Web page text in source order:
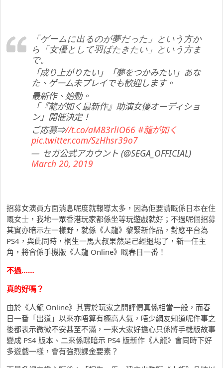
「ゲームに出るのが夢だった」という方か
ら「女優として羽ばたきたい」という方ま
で。
「成り上がりたい」「夢をつかみたい」あな
た、ゲーム未プレイでも歓迎します。
最新作、始動。
「『龍が如く最新作』助演女優オーディショ
ン」開催決定！
ご応募⇒//t.co/aM83rliO66 #龍が如く
pic.twitter.com/SzHhsr39o7
— セガ公式アカウント (@SEGA_OFFICIAL)
March 20, 2019
招募女演員方面消息呢度就報導太多，因為佢要請嘅係日本在住
嘅女士，我地一眾香港玩家都係坐等玩遊戲就好；不過呢個招募
其實亦暗示左一樣野，就係《人龍》黎緊新作品，對應平台為
PS4，與此同時，桐生一馬大叔果然是己經退場了，新一任主
角，將會係手機版《人龍 Online》嘅春日一番！
不過……
真的好嗎？
由於《人龍 Online》其實於玩家之間評價真係相當一般，而春
日一番「出道」以來亦唔算有極高人氣，唔少網友知道呢件事之
後都表示微微不安甚至不滿，一來大家好擔心只係將手機版故事
變成 PS4 版本、二來係咪暗示 PS4 版新作《人龍》會同時下好
多遊戲一樣，會有強烈課金要素？